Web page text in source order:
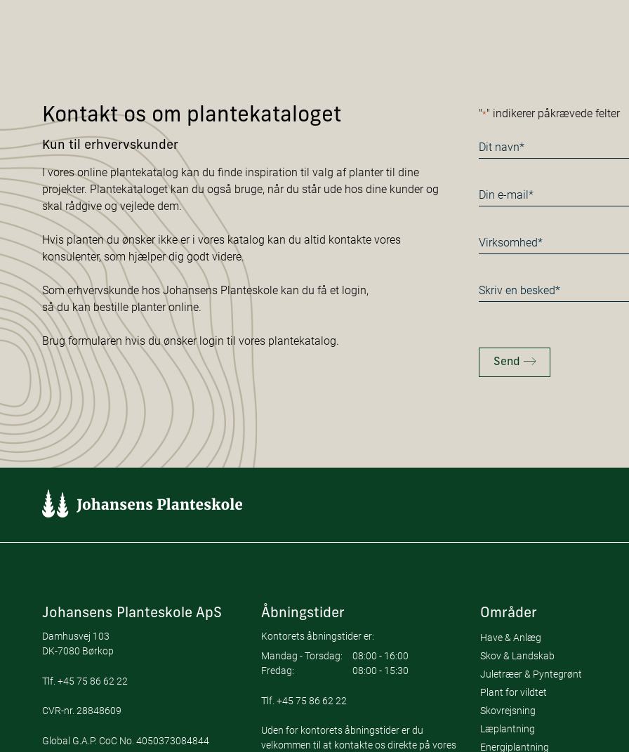
Kontakt os om plantekataloget
Kun til erhvervskunder
I vores online plantekatalog kan du finde inspiration til valg af planter til dine
projekter. Plantekataloget kan du også bruge, når du står ude hos dine kunder og
skal rådgive og vejlede dem.
Hvis planten du ønsker ikke er i vores katalog kan du altid kontakte vores
konsulenter, som hjælper dig godt videre.
Som erhvervskunde hos Johansens Planteskole kan du få et login,
så du kan bestille planter online.
Brug formularen hvis du ønsker login til vores plantekatalog.
"*" indikerer påkrævede felter
Navn
*
E-
mail
Virksomhed*
*
Besked
*
Send
Johansens Planteskole ApS
Damhusvej 103
DK-7080 Børkop
Tlf. +45 75 86 62 22
CVR-nr. 28848609
Global G.A.P. CoC No. 4050373084844
Åbningstider
Kontorets åbningstider er:
Mandag - Torsdag:
08:00 - 16:00
Fredag:
08:00 - 15:30
Tlf.+45 75 86 62 22
Uden for kontorets åbningstider er du
velkommen til at kontakte os direkte på vores
Områder
Have & Anlæg
Skov & Landskab
Juletræer & Pyntegrønt
Plant for vildtet
Skovrejsning
Læplantning
Energiplantning